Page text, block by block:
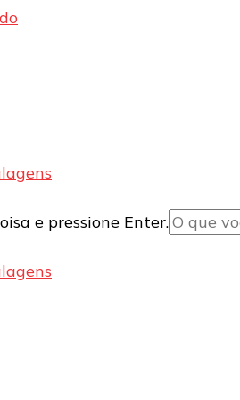
embalagens para pizzas,
e pressione Enter.
embalagens para pizzas,